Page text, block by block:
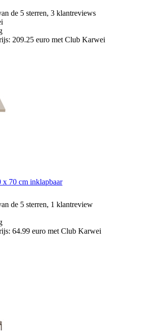
de 5 sterren, 3 klantreviews
209.25 euro met Club Karwei
x 70 cm inklapbaar
de 5 sterren, 1 klantreview
64.99 euro met Club Karwei